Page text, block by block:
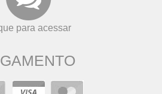
para acessar